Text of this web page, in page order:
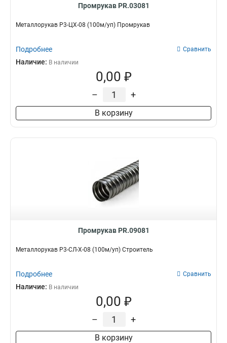
Промрукав PR.03081
Металлорукав Р3-ЦХ-08 (100м/уп) Промрукав
Подробнее Сравнить
Наличие: В наличии
0,00 ₽
– +
В корзину
Промрукав PR.09081
Металлорукав Р3-СЛ-Х-08 (100м/уп) Строитель
Подробнее Сравнить
Наличие: В наличии
0,00 ₽
– +
В корзину